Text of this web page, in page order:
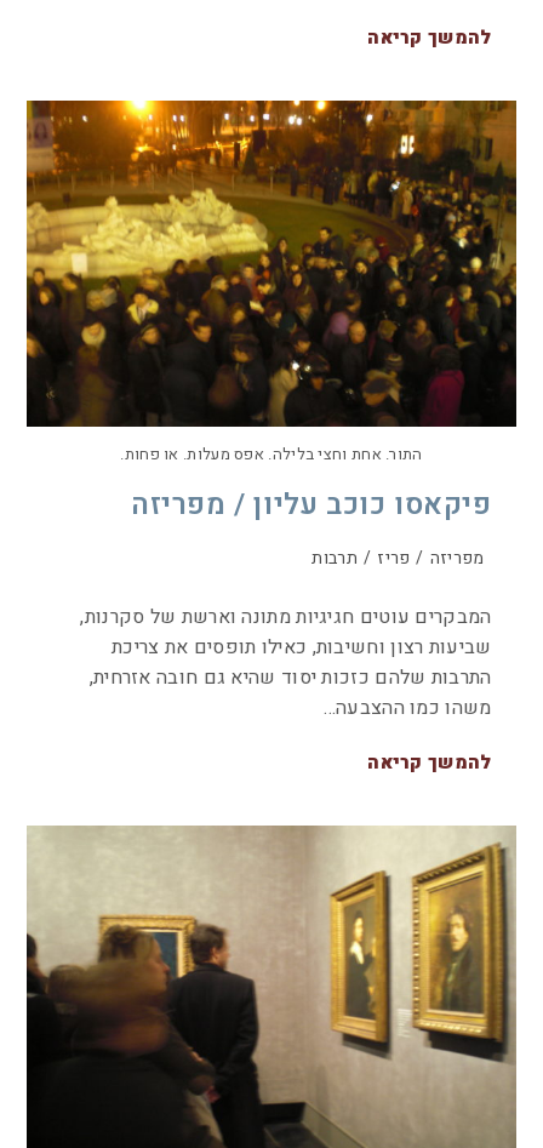
להמשך קריאה
התור. אחת וחצי בלילה. אפס מעלות. או פחות.
פיקאסו כוכב עליון / מפריזה
מפריזה / פריז / תרבות
המבקרים עוטים חגיגיות מתונה וארשת של סקרנות,
שביעות רצון וחשיבות, כאילו תופסים את צריכת
התרבות שלהם כזכות יסוד שהיא גם חובה אזרחית,
משהו כמו ההצבעה…
להמשך קריאה